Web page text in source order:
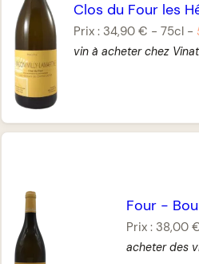
Clos du Four les
Prix : 34,90 € - 75cl-
vin à acheter chez
Four-
Prix : 38,00
acheter des